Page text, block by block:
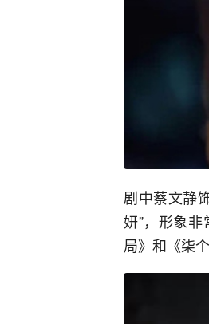
剧中蔡文静
妍”，形象
局》和《柒